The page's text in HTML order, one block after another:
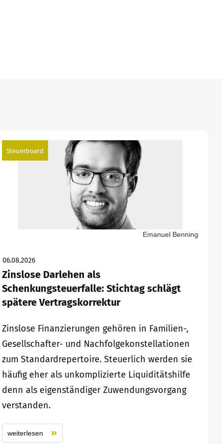
Steuerboard
Emanuel Benning
06.08.2026
Zinslose Darlehen als
Schenkungsteuerfalle: Stichtag schlägt
spätere Vertragskorrektur
Zinslose Finanzierungen gehören in Familien-,
Gesellschafter- und Nachfolgekonstellationen
zum Standardrepertoire. Steuerlich werden sie
häufig eher als unkomplizierte Liquiditätshilfe
denn als eigenständiger Zuwendungsvorgang
verstanden.
weiterlesen